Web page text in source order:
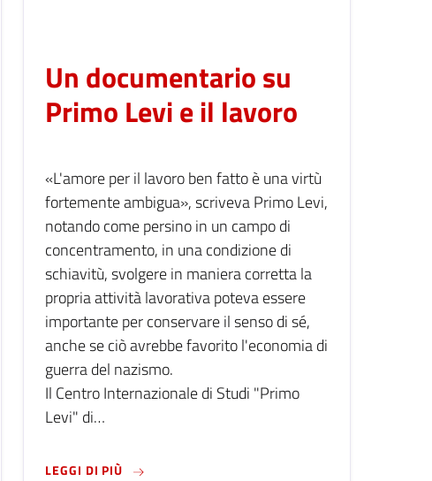
VIDEO SUL TESSILE
Un documentario su
Primo Levi e il lavoro
«L'amore per il lavoro ben fatto è una virtù
fortemente ambigua», scriveva Primo Levi,
notando come persino in un campo di
concentramento, in una condizione di
schiavitù, svolgere in maniera corretta la
propria attività lavorativa poteva essere
importante per conservare il senso di sé,
anche se ciò avrebbe favorito l'economia di
guerra del nazismo.
Il Centro Internazionale di Studi "Primo
Levi" di…
LEGGI DI PIÙ LEGGI DI PIÙ SU UN DOCUMENTARIO SU PRIMO